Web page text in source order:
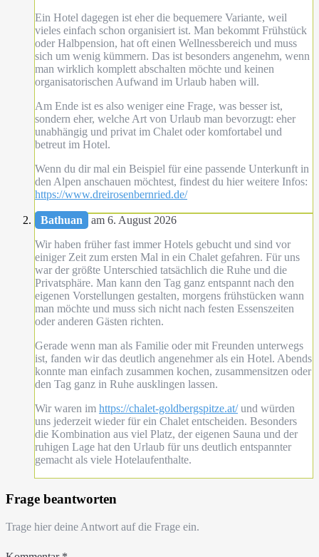
Ein Hotel dagegen ist eher die bequemere Variante, weil
vieles einfach schon organisiert ist. Man bekommt Frühstück
oder Halbpension, hat oft einen Wellnessbereich und muss
sich um wenig kümmern. Das ist besonders angenehm, wenn
man wirklich komplett abschalten möchte und keinen
organisatorischen Aufwand im Urlaub haben will.
Am Ende ist es also weniger eine Frage, was besser ist,
sondern eher, welche Art von Urlaub man bevorzugt: eher
unabhängig und privat im Chalet oder komfortabel und
betreut im Hotel.
Wenn du dir mal ein Beispiel für eine passende Unterkunft in
den Alpen anschauen möchtest, findest du hier weitere Infos:
https://www.dreirosenbernried.de/
Bathuan
am 6. August 2026
Wir haben früher fast immer Hotels gebucht und sind vor
einiger Zeit zum ersten Mal in ein Chalet gefahren. Für uns
war der größte Unterschied tatsächlich die Ruhe und die
Privatsphäre. Man kann den Tag ganz entspannt nach den
eigenen Vorstellungen gestalten, morgens frühstücken wann
man möchte und muss sich nicht nach festen Essenszeiten
oder anderen Gästen richten.
Gerade wenn man als Familie oder mit Freunden unterwegs
ist, fanden wir das deutlich angenehmer als ein Hotel. Abends
konnte man einfach zusammen kochen, zusammensitzen oder
den Tag ganz in Ruhe ausklingen lassen.
Wir waren im https://chalet-goldbergspitze.at/und würden
uns jederzeit wieder für ein Chalet entscheiden. Besonders
die Kombination aus viel Platz, der eigenen Sauna und der
ruhigen Lage hat den Urlaub für uns deutlich entspannter
gemacht als viele Hotelaufenthalte.
Frage beantworten
Trage hier deine Antwort auf die Frage ein.